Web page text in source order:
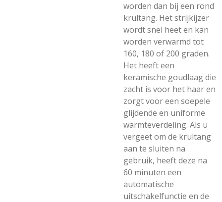
worden dan bij een rond
krultang. Het strijkijzer
wordt snel heet en kan
worden verwarmd tot
160, 180 of 200 graden.
Het heeft een
keramische goudlaag die
zacht is voor het haar en
zorgt voor een soepele
glijdende en uniforme
warmteverdeling. Als u
vergeet om de krultang
aan te sluiten na
gebruik, heeft deze na
60 minuten een
automatische
uitschakelfunctie en de